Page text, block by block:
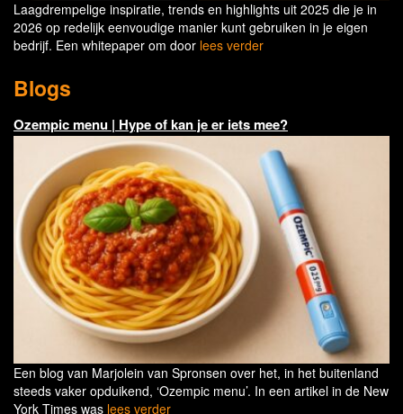
Laagdrempelige inspiratie, trends en highlights uit 2025 die je in
2026 op redelijk eenvoudige manier kunt gebruiken in je eigen
bedrijf. Een whitepaper om door lees verder
Blogs
Ozempic menu | Hype of kan je er iets mee?
Een blog van Marjolein van Spronsen over het, in het buitenland
steeds vaker opduikend, ‘Ozempic menu’. In een artikel in de New
York Times was lees verder